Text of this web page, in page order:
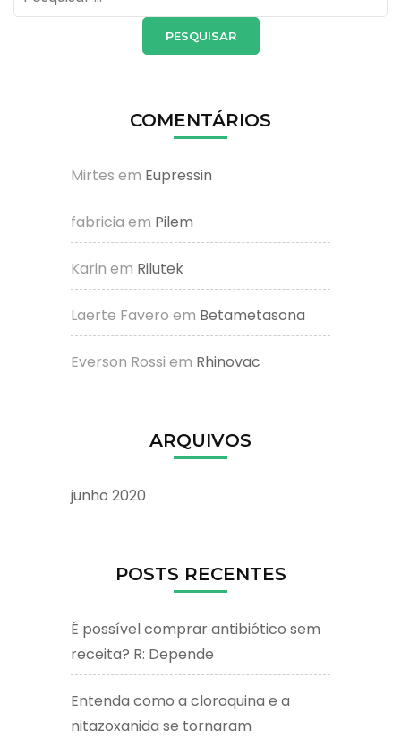
por:
COMENTÁRIOS
Mirtes em Eupressin
fabricia em Pilem
Karin em Rilutek
Laerte Favero em Betametasona
Everson Rossi em Rhinovac
ARQUIVOS
junho 2020
POSTS RECENTES
É possível comprar antibiótico sem
receita? R: Depende
Entenda como a cloroquina e a
nitazoxanida se tornaram